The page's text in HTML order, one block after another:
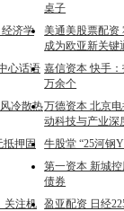
桌子
济学
美通美股票配资
成为欧亚新关键
心话语 嘉信资本 快手
万余个
冷散热万德资本 北京
动科技与产业深
抵押固
牛股堂 “25河钢
第一资本 新城
债券
关注机 盈亚配资 日经